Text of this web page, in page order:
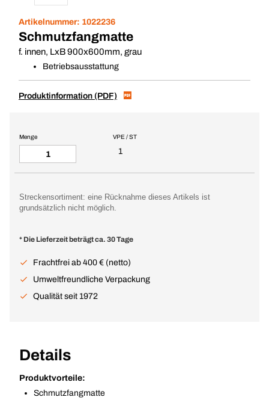
Artikelnummer: 1022236
Schmutzfangmatte
f. innen, LxB 900x600mm, grau
Betriebsausstattung
Produktinformation (PDF)
VPE / ST
1
Menge
Streckensortiment: eine Rücknahme dieses Artikels ist
grundsätzlich nicht möglich.
* Die Lieferzeit beträgt ca. 30 Tage
Frachtfrei ab 400 € (netto)
Umweltfreundliche Verpackung
Qualität seit 1972
Details
Produktvorteile:
Schmutzfangmatte